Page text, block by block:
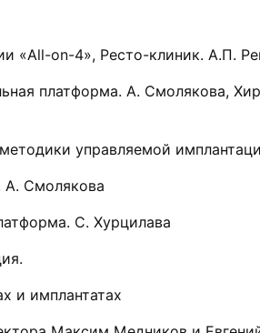
«All-on-4», Ресто-клиник. А.П.
платформа. А. Смолякова,
управляемой
А. Смолякова
С. Хурцилава
и имплантатах